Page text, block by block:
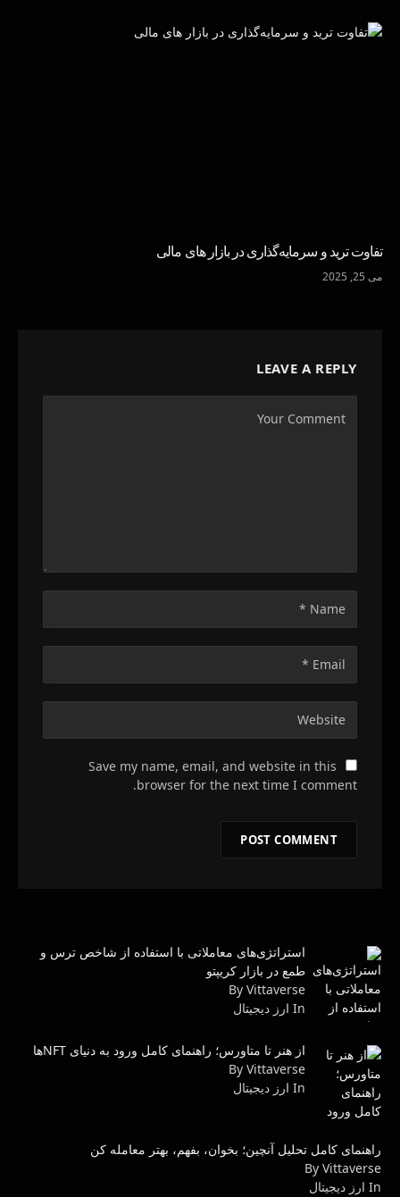
تفاوت ترید و سرمایه‌گذاری در بازار های مالی
می 25, 2025
LEAVE A REPLY
Save my name, email, and website in this
browser for the next time I comment.
استراتژی‌های معاملاتی با استفاده از شاخص ترس و
طمع در بازار کریپتو
By Vittaverse
In ارز دیجیتال
از هنر تا متاورس؛ راهنمای کامل ورود به دنیای NFTها
By Vittaverse
In ارز دیجیتال
راهنمای کامل تحلیل آنچین؛ بخوان، بفهم، بهتر معامله کن
By Vittaverse
In ارز دیجیتال